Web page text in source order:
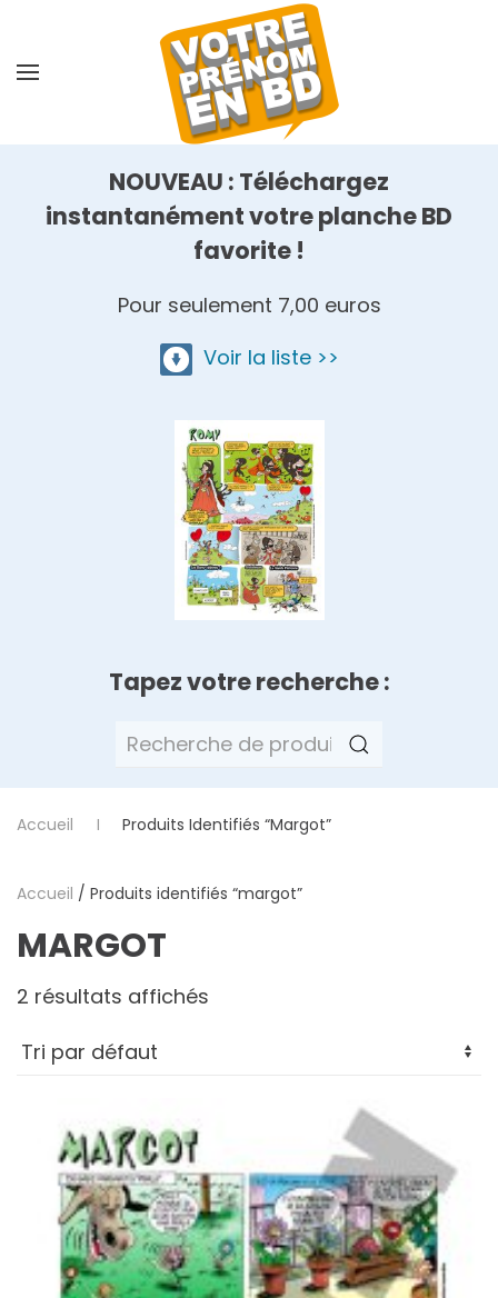
NOUVEAU : Téléchargez
instantanément votre planche BD
favorite !
Pour seulement 7,00 euros
Voir la liste >>
Tapez votre recherche :
Recherche
Accueil Produits Identifiés “margot”
Accueil / Produits identifiés “margot”
MARGOT
2 résultats affichés